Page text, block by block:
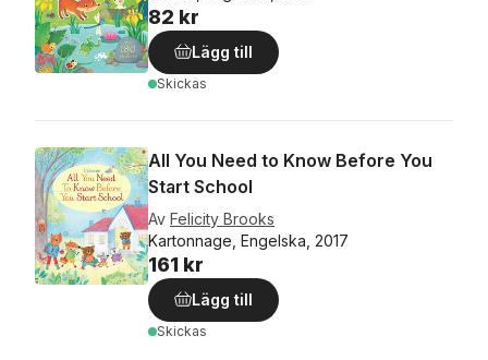
82 kr
Lägg till
Skickas
All You Need to Know Before You
Start School
Av Felicity Brooks
Kartonnage, Engelska, 2017
161 kr
Lägg till
Skickas